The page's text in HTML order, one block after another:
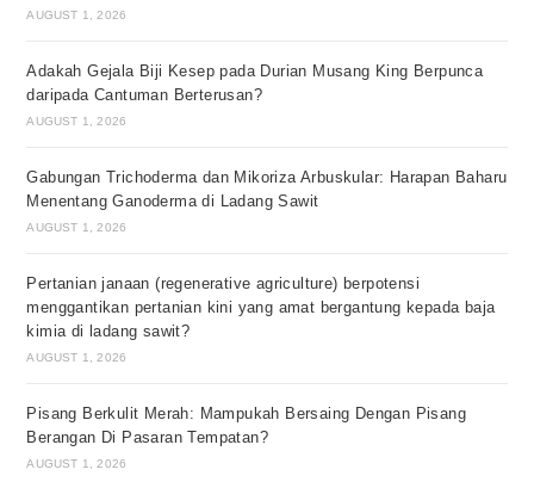
AUGUST 1, 2026
Adakah Gejala Biji Kesep pada Durian Musang King Berpunca
daripada Cantuman Berterusan?
AUGUST 1, 2026
Gabungan Trichoderma dan Mikoriza Arbuskular: Harapan Baharu
Menentang Ganoderma di Ladang Sawit
AUGUST 1, 2026
Pertanian janaan (regenerative agriculture) berpotensi
menggantikan pertanian kini yang amat bergantung kepada baja
kimia di ladang sawit?
AUGUST 1, 2026
Pisang Berkulit Merah: Mampukah Bersaing Dengan Pisang
Berangan Di Pasaran Tempatan?
AUGUST 1, 2026